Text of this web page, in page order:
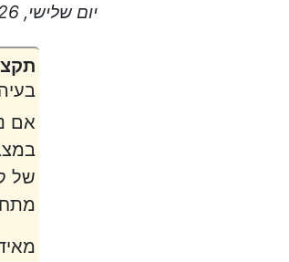
יום שלישי, 26 בנובמבר, 2024, 18:00 – 19:30
בעיה
אם
של